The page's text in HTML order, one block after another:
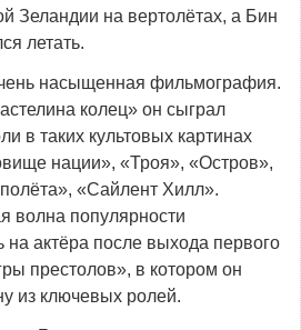
Зеландии на вертолётах, а Бин
летать.
насыщенная фильмография.
колец» он сыграл
в таких культовых картинах
нации», «Троя», «Остров»,
«Сайлент Хилл».
волна популярности
на актёра после выхода первого
престолов», в котором он
из ключевых ролей.